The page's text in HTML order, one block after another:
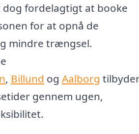
dog fordelagtigt at booke
for at opnå de
mindre trængsel.
, Billund og Aalborg
gennem ugen,